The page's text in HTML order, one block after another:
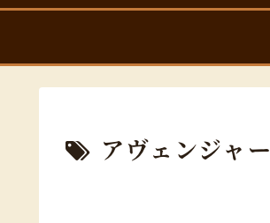
アヴェンジャー